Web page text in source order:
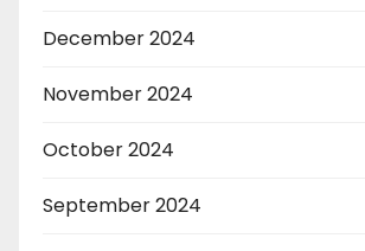
December 2024
November 2024
October 2024
September 2024